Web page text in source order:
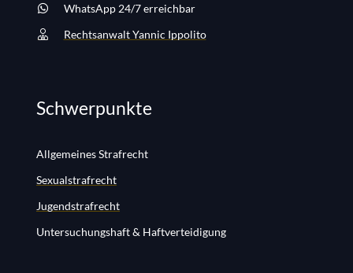
WhatsApp 24/7 erreichbar
Rechtsanwalt Yannic Ippolito
Schwerpunkte
Allgemeines Strafrecht
Sexualstrafrecht
Jugendstrafrecht
Untersuchungshaft & Haftverteidigung